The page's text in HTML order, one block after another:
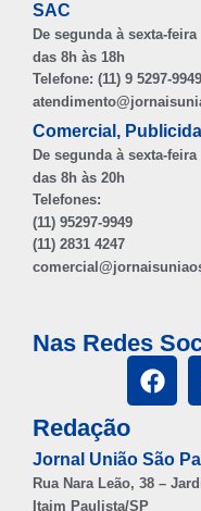
SAC
De segunda à sexta-feira
das 8h às 18h
Telefone: (11) 9 5297-9949
Comercial,
De segunda à sexta-feira
das 8h às 20h
Telefones:
(11) 95297-9949
(11) 2831 4247
Nas Redes
Redação
Jornal União São
Rua Nara Leão, 38 –
Itaim Paulista/SP